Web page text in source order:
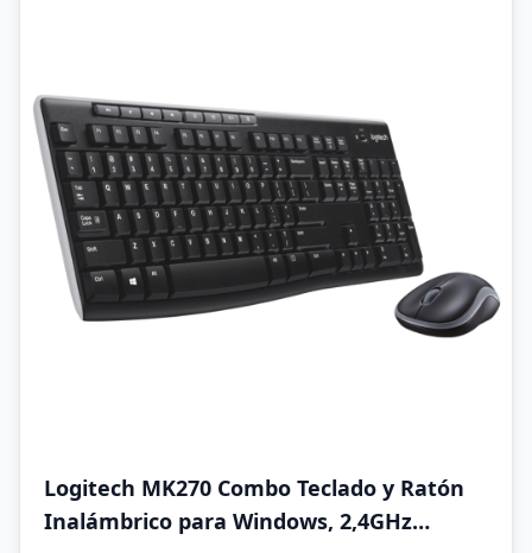
Logitech MK270 Combo Teclado y Ratón
Inalámbrico para Windows, 2,4GHz